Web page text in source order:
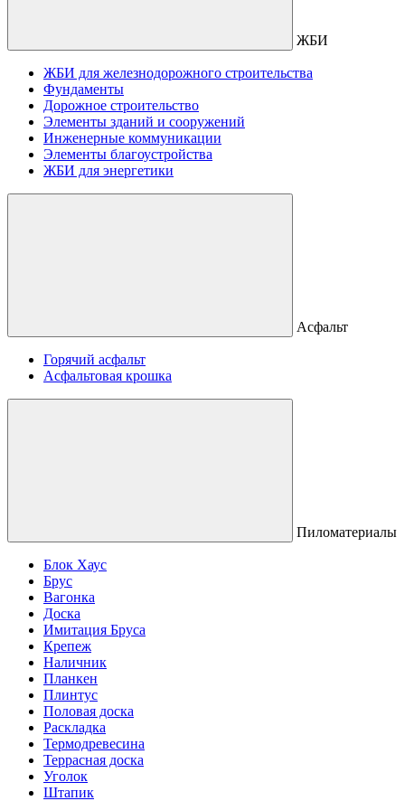
ЖБИ
ЖБИ для железнодорожного строительства
Фундаменты
Дорожное строительство
Элементы зданий и сооружений
Инженерные коммуникации
Элементы благоустройства
ЖБИ для энергетики
Асфальт
Горячий асфальт
Асфальтовая крошка
Пиломатериалы
Блок Хаус
Брус
Вагонка
Доска
Имитация Бруса
Крепеж
Наличник
Планкен
Плинтус
Половая доска
Раскладка
Термодревесина
Террасная доска
Уголок
Штапик